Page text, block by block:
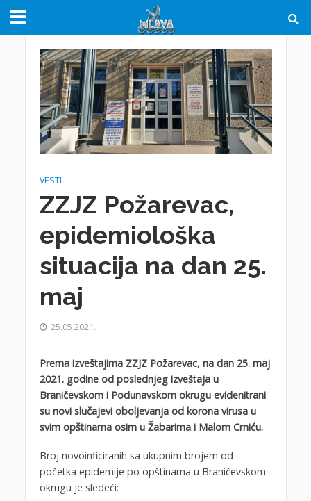
VESTI
ZZJZ Požarevac,
epidemiološka
situacija na dan 25.
maj
25.05.2021.
Prema izveštajima ZZJZ Požarevac, na dan 25. maj
2021. godine od poslednjeg izveštaja u
Braničevskom i Podunavskom okrugu evidenitrani
su novi slučajevi oboljevanja od korona virusa u
svim opštinama osim u Žabarima i Malom Crniću.
Broj novoinficiranih sa ukupnim brojem od
početka epidemije po opštinama u Braničevskom
okrugu je sledeći: